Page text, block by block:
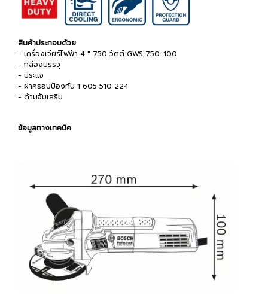
สินค้าประกอบด้วย
- เครื่องเจียร์ไฟฟ้า 4 " 750 วัตต์ GWS 750-100
- กล่องบรรจุ
- ประแจ
- ฝาครอบป้องกัน 1 605 510 224
- ด้ามจับเสริม
ข้อมูลทางเทคนิค